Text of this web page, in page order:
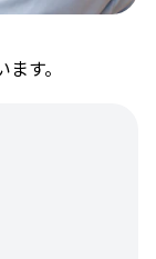
す。